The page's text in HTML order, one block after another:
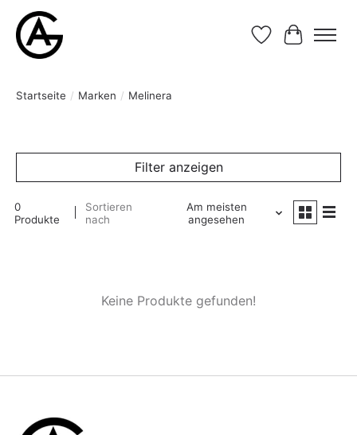
Wunschzettel
Ihr
Startseite / Marken / Melinera
Filter anzeigen
0
Produkte
Sortieren
nach
Am meisten
angesehen
Keine Produkte gefunden!